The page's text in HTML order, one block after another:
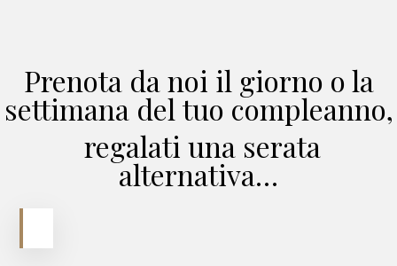
Prenota da noi il giorno o la
settimana del tuo compleanno,
regalati una serata
alternativa…